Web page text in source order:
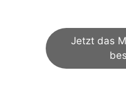
Jetzt das